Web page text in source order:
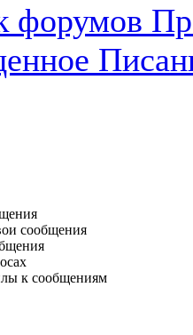
форумов
сообщения
к сообщениям